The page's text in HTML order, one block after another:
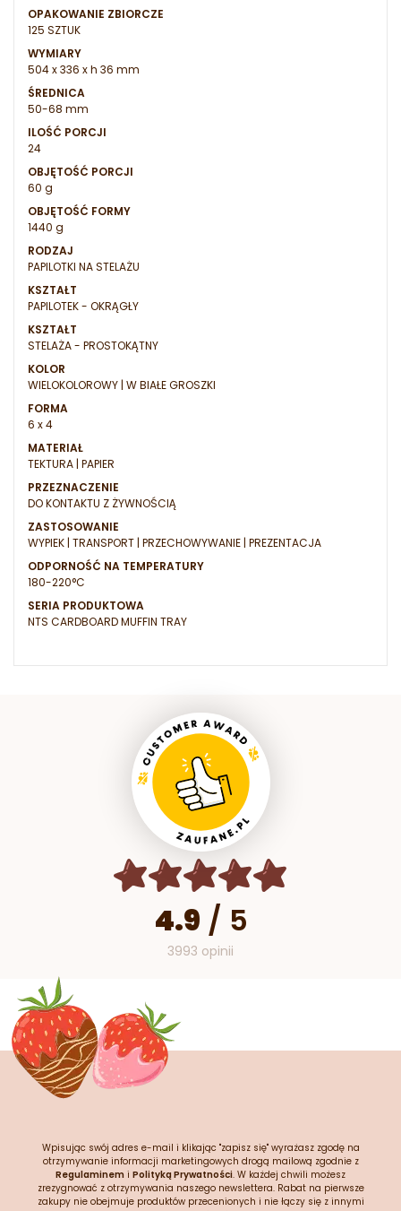
OPAKOWANIE ZBIORCZE
125 SZTUK
WYMIARY
504 x 336 x h 36 mm
ŚREDNICA
50-68 mm
ILOŚĆ PORCJI
24
OBJĘTOŚĆ PORCJI
60 g
OBJĘTOŚĆ FORMY
1440 g
RODZAJ
PAPILOTKI NA STELAŻU
KSZTAŁT
PAPILOTEK - OKRĄGŁY
KSZTAŁT
STELAŻA - PROSTOKĄTNY
KOLOR
WIELOKOLOROWY | W BIAŁE GROSZKI
FORMA
6 x 4
MATERIAŁ
TEKTURA | PAPIER
PRZEZNACZENIE
DO KONTAKTU Z ŻYWNOŚCIĄ
ZASTOSOWANIE
WYPIEK | TRANSPORT | PRZECHOWYWANIE | PREZENTACJA
ODPORNOŚĆ NA TEMPERATURY
180-220°C
SERIA PRODUKTOWA
NTS CARDBOARD MUFFIN TRAY
4.9 / 5
3993 opinii
Wpisując swój adres e-mail i klikając "zapisz się" wyrażasz zgodę na
otrzymywanie informacji marketingowych drogą mailową zgodnie z
Regulaminem i Polityką Prywatności. W każdej chwili możesz
zrezygnować z otrzymywania naszego newslettera. Rabat na pierwsze
zakupy nie obejmuje produktów przecenionych i nie łączy się z innymi